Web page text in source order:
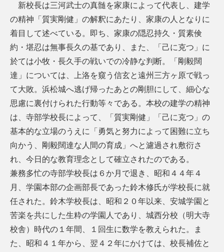
新校長は三河武士の真髄を家康によって代表し、建学
の精神「質実剛健」の解釈にあたり、家康の人となりに
着目して述べている。即ち、家康の隠忍持久・質素倹
約・堪忍は無事長久の基であり、また、「己に克つ」に
於ては小牧・長久手の戦いでの冷静な判断。「剛毅闊
達」については、上洛を窺う信玄と遠州三方ヶ原で戦っ
て大敗。浜松城へ逃げ帰ったあとの剛胆にして、細心な
思慮に裏付けられた行動等々である。本校の建学の精神
は、寺部学校長によって、「質実剛健」「己に克つ」の
基本的な立場のうえに「勇気と努力によって困難に立ち
向かう、剛毅闊達な人間の育成」へと濾過され敷衍さ
れ、今日的な教育理念として確立されたのである。
兼務多忙の寺部学校長は６か月で退き、昭和４４年４
月、学園本部の企画部長であった鈴木修氏が学校長に就
任された。鈴木学校長は、昭和２０年以来、安城学園と
苦楽を共にした生粋の学園人であり、城西分校（明大寺
校舎）時代の１年間、１回生に数学を教えられた。ま
た、昭和４１年から、翌４２年にかけては、校長補佐と